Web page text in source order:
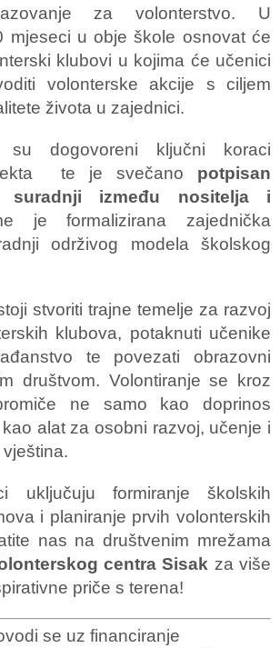
za volonterstvo. U
mjeseci u obje škole osnovat će
klubovi u kojima će učenici
volonterske akcije s ciljem
života u zajednici.
su dogovoreni ključni koraci
te je svečano potpisan
suradnji između nositelja i
je formalizirana zajednička
održivog modela školskog
stvoriti trajne temelje za razvoj
klubova, potaknuti učenike
te povezati obrazovni
društvom. Volontiranje se kroz
ne samo kao doprinos
alat za osobni razvoj, učenje i
uključuju formiranje školskih
i planiranje prvih volonterskih
nas na društvenim mrežama
centra Sisak za više
priče s terena!
se uz financiranje